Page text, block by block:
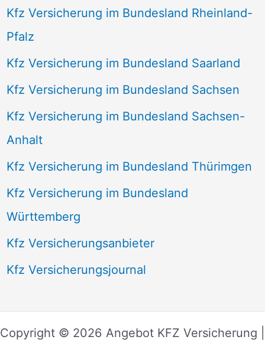
Kfz Versicherung im Bundesland Rheinland-
Pfalz
Kfz Versicherung im Bundesland Saarland
Kfz Versicherung im Bundesland Sachsen
Kfz Versicherung im Bundesland Sachsen-
Anhalt
Kfz Versicherung im Bundesland Thürimgen
Kfz Versicherung im Bundesland
Württemberg
Kfz Versicherungsanbieter
Kfz Versicherungsjournal
Copyright © 2026 Angebot KFZ Versicherung |